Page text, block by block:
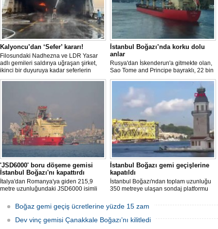
Kalyoncu’dan ‘Sefer’ kararı!
Filosundaki Nadhezna ve LDR Yasar
adlı gemileri saldırıya uğraşan şirket,
ikinci bir duyuruya kadar seferlerin
durdurulduğunu açıkladı.
İstanbul Boğazı’nda korku dolu
anlar
Rusya'dan İskenderun'a gitmekte olan,
Sao Tome and Principe bayraklı, 22 bin
ton demir cevheri yüklü ve 154 metre
uzunluğundaki 'HACI HÜSEYİN' isimli
kargo gemisi, İstanbul Boğazı Kanlıca
önlerinde makine arızası yaşadı.
'JSD6000' boru döşeme gemisi
İstanbul Boğazı'nı kapattırdı
İtalya'dan Romanya'ya giden 215,9
metre uzunluğundaki JSD6000 isimli
Boğazı'ndan geçişi nedeniyle gemi
trafiği çift yönlü olarak kapatıldı.
İstanbul Boğazı gemi geçişlerine
kapatıldı
İstanbul Boğazı'ndan toplam uzunluğu
350 metreye ulaşan sondaj platformu
Boğaz geçici olarak çift yönlü trafiğe
kapatıldı
Boğaz gemi geçiş ücretlerine yüzde 15 zam
Dev vinç gemisi Çanakkale Boğazı’nı kilitledi